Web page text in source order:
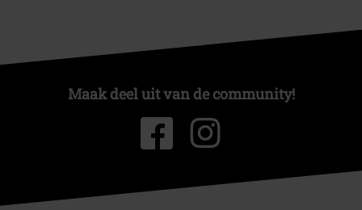
Maak deel uit van de community!